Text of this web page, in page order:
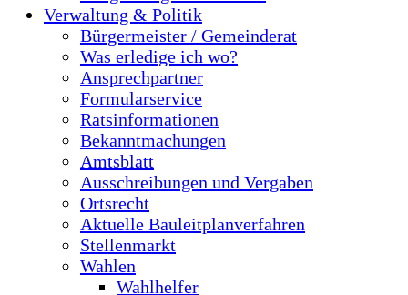
Verwaltung & Politik
Bürgermeister / Gemeinderat
Was erledige ich wo?
Ansprechpartner
Formularservice
Ratsinformationen
Bekanntmachungen
Amtsblatt
Ausschreibungen und Vergaben
Ortsrecht
Aktuelle Bauleitplanverfahren
Stellenmarkt
Wahlen
Wahlhelfer